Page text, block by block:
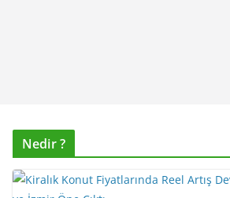
Nedir ?